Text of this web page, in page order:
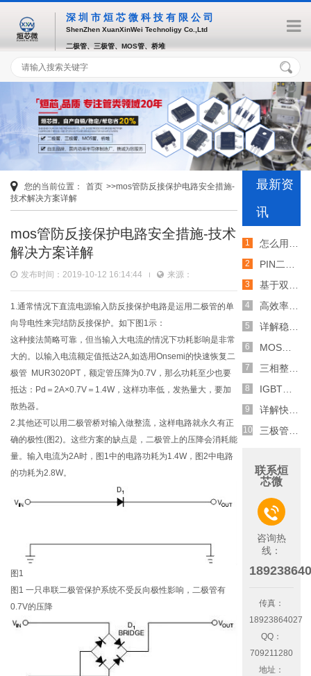
深圳市烜芯微科技有限公司
ShenZhen XuanXinWei Technoligy Co.,Ltd
二极管、三极管、MOS管、桥堆
您的当前位置： 首页 >>mos管防反接保护电路安全措施-
技术解决方案详解
mos管防反接保护电路安全措施-技术
解决方案详解
发布时间：2019-10-12 16:14:44 来源：
1.通常情况下直流电源输入防反接保护电路是运用二极管的单
向导电性来完结防反接保护。如下图1示：
这种接法简略可靠，但当输入大电流的情况下功耗影响是非常
大的。以输入电流额定值抵达2A,如选用Onsemi的快速恢复二
极管 MUR3020PT，额定管压降为0.7V，那么功耗至少也要
抵达：Pd＝2A×0.7V＝1.4W，这样功率低，发热量大，要加
散热器。
2.其他还可以用二极管桥对输入做整流，这样电路就永久有正
确的极性(图2)。这些方案的缺点是，二极管上的压降会消耗能
量。输入电流为2A时，图1中的电路功耗为1.4W，图2中电路
的功耗为2.8W。
图1
图1 一只串联二极管保护系统不受反向极性影响，二极管有
0.7V的压降
最新资
讯
怎么用TVS二极管提高电路的抗突波能力
PIN二极管的电导调制机制和应用介绍
基于双MOS管的防反灌电路工作原理介绍
高效率整流二极管的特性和应用介绍
详解稳压二极管的关键特性和应用原理
MOS管选型关键因素分析,怎么选择合适的参数
三相整流电路分析,半波整流与全波整流的工作原理
IGBT三相全桥整流电路工作原理介绍
详解快恢复二极管,结构,特性和应用介绍
三极管和MOS管组合式开关电路分析
联系烜
芯微

咨询热
线：
传真：
18923864027
QQ：
709211280
地址：